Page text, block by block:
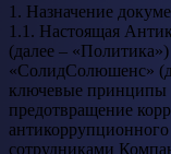
1. Назначение
1.1. Настоящая
(далее –
«СолидСолюшенс»
ключевые принципы
предотвращение
сотрудниками